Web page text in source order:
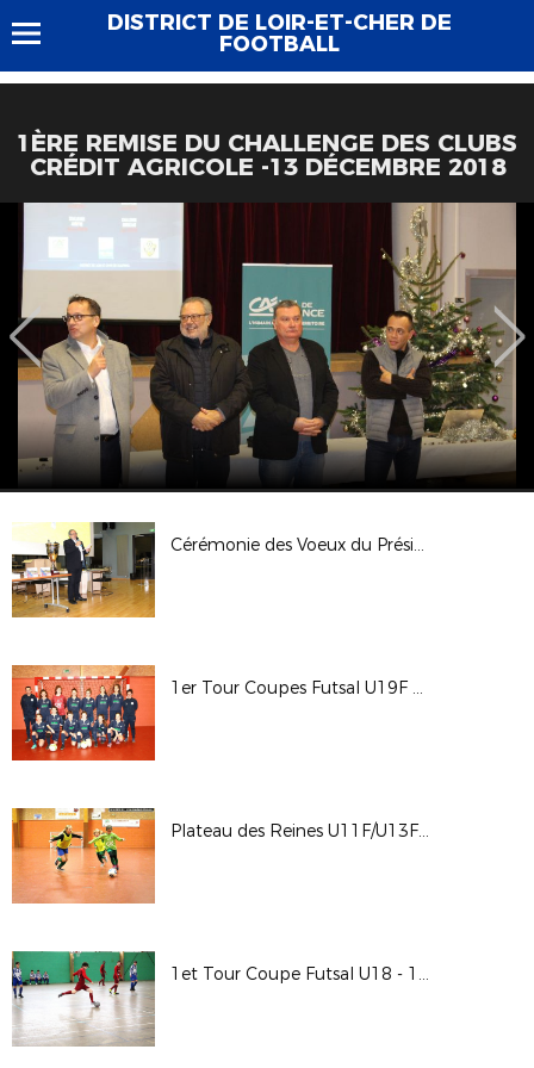
DISTRICT DE LOIR-ET-CHER DE
FOOTBALL
1ÈRE REMISE DU CHALLENGE DES CLUBS
CRÉDIT AGRICOLE -13 DÉCEMBRE 2018
Cérémonie des Voeux du Président - 18 janvier 2018
1er Tour Coupes Futsal U19F et Seniors Féminines - 14 janvier 2018
Plateau des Reines U11F/U13F - 13 janvier 2018
1et Tour Coupe Futsal U18 - 13 janvier 2018